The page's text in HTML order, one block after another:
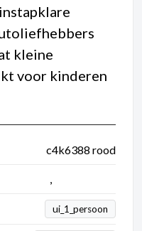
kleine
voor kinderen
c4k6388 rood
,
ui_1_persoon